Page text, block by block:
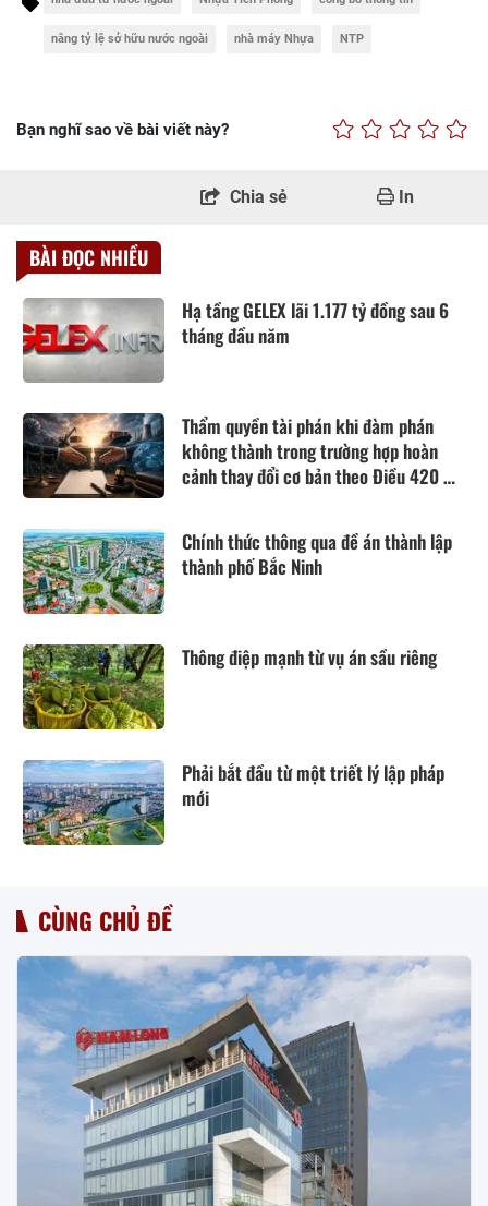
nâng tỷ lệ sở hữu nước ngoài nhà máy Nhựa NTP
Bạn nghĩ sao về bài viết này?
Chia sẻ In
BÀI ĐỌC NHIỀU
Hạ tầng GELEX lãi 1.177 tỷ đồng sau 6
tháng đầu năm
Thẩm quyền tài phán khi đàm phán
không thành trong trường hợp hoàn
cảnh thay đổi cơ bản theo Điều 420 Bộ
Chính thức thông qua đề án thành lập
thành phố Bắc Ninh
Thông điệp mạnh từ vụ án sầu riêng
Phải bắt đầu từ một triết lý lập pháp
mới
CÙNG CHỦ ĐỀ